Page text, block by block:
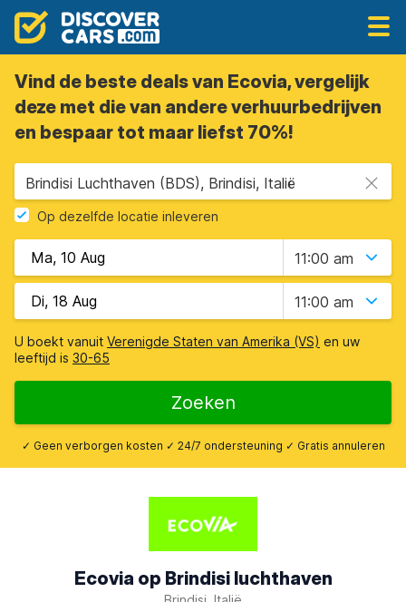
Vind de beste deals van Ecovia, vergelijk
deze met die van andere verhuurbedrijven
en bespaar tot maar liefst 70%!
Brindisi Luchthaven (BDS), Brindisi, Italië
Op dezelfde locatie inleveren
11:00 am
11:00 am
U boekt vanuit Verenigde Staten van Amerika (VS) en uw
leeftijd is 30-65
Zoeken
✓ Geen verborgen kosten ✓ 24/7 ondersteuning ✓ Gratis annuleren
Ecovia op Brindisi luchthaven